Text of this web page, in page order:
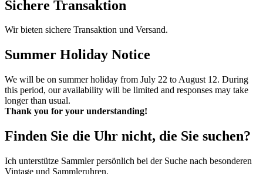
Sichere Transaktion
Wir bieten sichere Transaktion und Versand.
Summer Holiday Notice
We will be on summer holiday from July 22 to August 12. During
this period, our availability will be limited and responses may take
longer than usual.
Thank you for your understanding!
Finden Sie die Uhr nicht, die Sie suchen?
Ich unterstütze Sammler persönlich bei der Suche nach besonderen
Vintage und Sammleruhren.